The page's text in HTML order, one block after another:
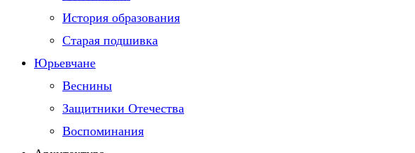
История образования
Старая подшивка
Юрьевчане
Веснины
Защитники Отечества
Воспоминания